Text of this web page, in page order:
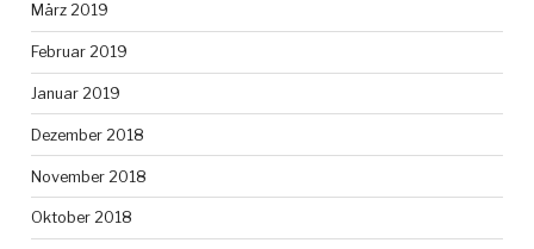
März 2019
Februar 2019
Januar 2019
Dezember 2018
November 2018
Oktober 2018